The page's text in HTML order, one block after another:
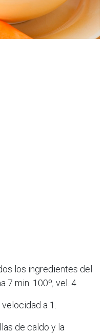
los ingredientes del
7 min. 100º, vel. 4.
a 1.
de caldo y la